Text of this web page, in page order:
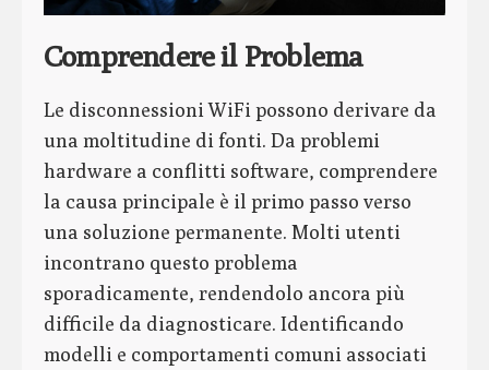
Comprendere il Problema
Le disconnessioni WiFi possono derivare da
una moltitudine di fonti. Da problemi
hardware a conflitti software, comprendere
la causa principale è il primo passo verso
una soluzione permanente. Molti utenti
incontrano questo problema
sporadicamente, rendendolo ancora più
difficile da diagnosticare. Identificando
modelli e comportamenti comuni associati